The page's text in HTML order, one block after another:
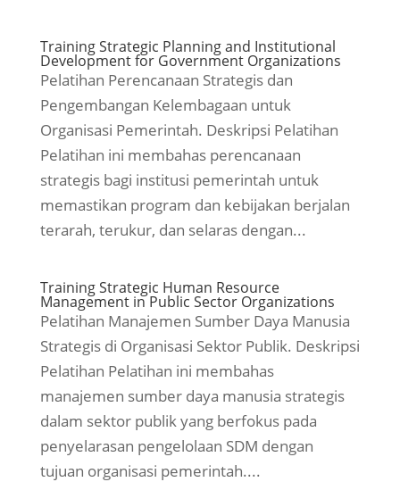
Training Strategic Planning and Institutional
Development for Government Organizations
Pelatihan Perencanaan Strategis dan
Pengembangan Kelembagaan untuk
Organisasi Pemerintah. Deskripsi Pelatihan
Pelatihan ini membahas perencanaan
strategis bagi institusi pemerintah untuk
memastikan program dan kebijakan berjalan
terarah, terukur, dan selaras dengan...
Training Strategic Human Resource
Management in Public Sector Organizations
Pelatihan Manajemen Sumber Daya Manusia
Strategis di Organisasi Sektor Publik. Deskripsi
Pelatihan Pelatihan ini membahas
manajemen sumber daya manusia strategis
dalam sektor publik yang berfokus pada
penyelarasan pengelolaan SDM dengan
tujuan organisasi pemerintah....